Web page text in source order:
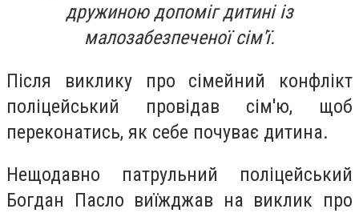
дружиною допоміг дитині із
малозабезпеченої сім'ї.
Після виклику про сімейний конфлікт
поліцейський провідав сім'ю, щоб
переконатись, як себе почуває дитина.
Нещодавно патрульний поліцейський
Богдан Пасло виїжджав на виклик про